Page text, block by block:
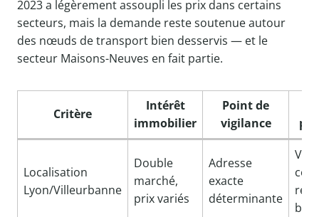
2023 a légèrement assoupli les prix dans certains
secteurs, mais la demande reste soutenue autour
des nœuds de transport bien desservis — et le
secteur Maisons-Neuves en fait partie.
Critère
Intérêt
immobilier
Point de
vigilance
Localisation
Lyon/Villeurbanne
Double
marché,
prix variés
Adresse
exacte
déterminante
bien